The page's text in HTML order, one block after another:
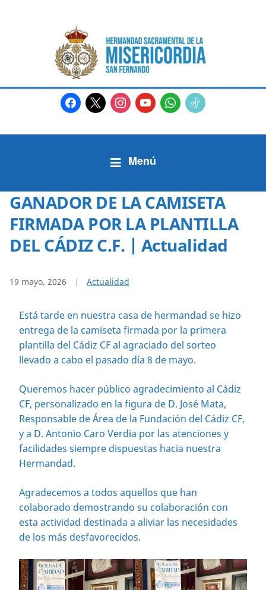
facebook
x instagram
youtubewhatsapp
tiktok2
GANADOR DE LA CAMISETA
FIRMADA POR LA PLANTILLA
DEL CÁDIZ C.F. | Actualidad
19 mayo, 2026 Actualidad
Está tarde en nuestra casa de hermandad se hizo
entrega de la camiseta firmada por la primera
plantilla del Cádiz CF al agraciado del sorteo
llevado a cabo el pasado día 8 de mayo.
Queremos hacer público agradecimiento al Cádiz
CF, personalizado en la figura de D. José Mata,
Responsable de Área de la Fundación del Cádiz CF,
y a D. Antonio Caro Verdia por las atenciones y
facilidades siempre dispuestas hacia nuestra
Hermandad.
Agradecemos a todos aquellos que han
colaborado demostrando su colaboración con
esta actividad destinada a aliviar las necesidades
de los más desfavorecidos.